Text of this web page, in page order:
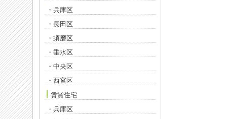
・兵庫区
・長田区
・須磨区
・垂水区
・中央区
・西宮区
賃貸住宅
・兵庫区